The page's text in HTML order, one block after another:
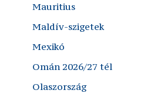
Mauritius
Maldív-szigetek
Mexikó
Omán 2026/27 tél
Olaszország